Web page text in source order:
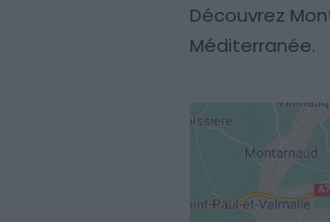
Découvrez
Méditerranée.